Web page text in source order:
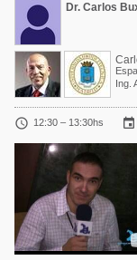
Dr. Carlos
Ing.
 12:30 – 13:30hs 